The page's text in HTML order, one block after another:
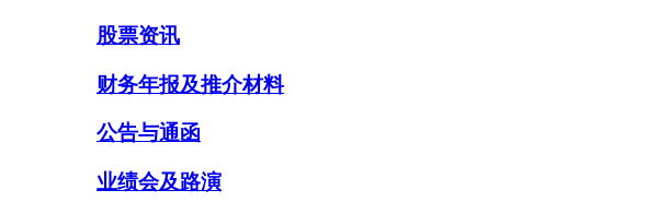
股票资讯
财务年报及推介材料
公告与通函
业绩会及路演